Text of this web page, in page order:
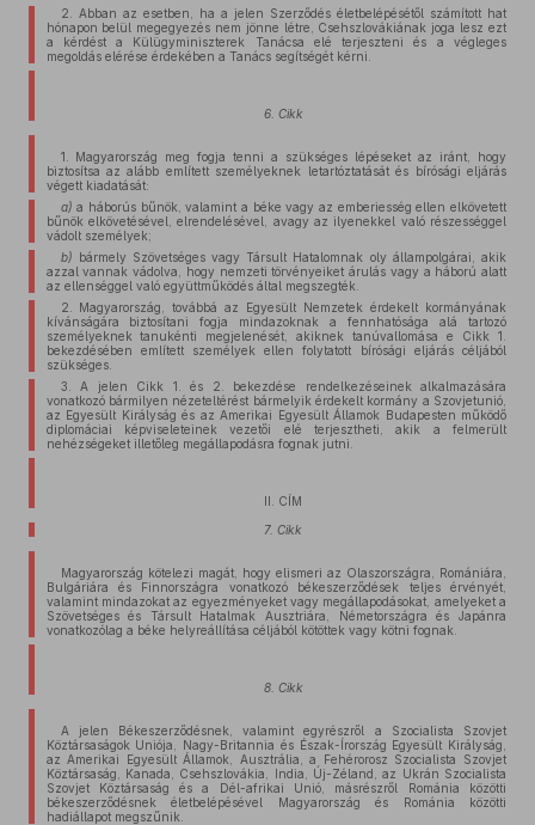
2. Abban az esetben, ha a jelen Szerződés életbelépésétől számított hat
hónapon belül megegyezés nem jönne létre, Csehszlovákiának joga lesz ezt
a kérdést a Külügyminiszterek Tanácsa elé terjeszteni és a végleges
megoldás elérése érdekében a Tanács segítségét kérni.
6. Cikk
1. Magyarország meg fogja tenni a szükséges lépéseket az iránt, hogy
biztosítsa az alább említett személyeknek letartóztatását és bírósági eljárás
végett kiadatását:
a) a háborús bűnök, valamint a béke vagy az emberiesség ellen elkövetett
bűnök elkövetésével, elrendelésével, avagy az ilyenekkel való részességgel
vádolt személyek;
b) bármely Szövetséges vagy Társult Hatalomnak oly állampolgárai, akik
azzal vannak vádolva, hogy nemzeti törvényeiket árulás vagy a háború alatt
az ellenséggel való együttműködés által megszegték.
2. Magyarország, továbbá az Egyesült Nemzetek érdekelt kormányának
kívánságára biztosítani fogja mindazoknak a fennhatósága alá tartozó
személyeknek tanukénti megjelenését, akiknek tanúvallomása e Cikk 1.
bekezdésében említett személyek ellen folytatott bírósági eljárás céljából
szükséges.
3. A jelen Cikk 1. és 2. bekezdése rendelkezéseinek alkalmazására
vonatkozó bármilyen nézeteltérést bármelyik érdekelt kormány a Szovjetunió,
az Egyesült Királyság és az Amerikai Egyesült Államok Budapesten működő
diplomáciai képviseleteinek vezetői elé terjesztheti, akik a felmerült
nehézségeket illetőleg megállapodásra fognak jutni.
II. CÍM
7. Cikk
Magyarország kötelezi magát, hogy elismeri az Olaszországra, Romániára,
Bulgáriára és Finnországra vonatkozó békeszerződések teljes érvényét,
valamint mindazokat az egyezményeket vagy megállapodásokat, amelyeket a
Szövetséges és Társult Hatalmak Ausztriára, Németországra és Japánra
vonatkozólag a béke helyreállítása céljából kötöttek vagy kötni fognak.
8. Cikk
A jelen Békeszerződésnek, valamint egyrészről a Szocialista Szovjet
Köztársaságok Uniója, Nagy-Britannia és Észak-Írország Egyesült Királyság,
az Amerikai Egyesült Államok, Ausztrália, a Fehérorosz Szocialista Szovjet
Köztársaság, Kanada, Csehszlovákia, India, Új-Zéland, az Ukrán Szocialista
Szovjet Köztársaság és a Dél-afrikai Unió, másrészről Románia közötti
békeszerződésnek életbelépésével Magyarország és Románia közötti
hadiállapot megszűnik.